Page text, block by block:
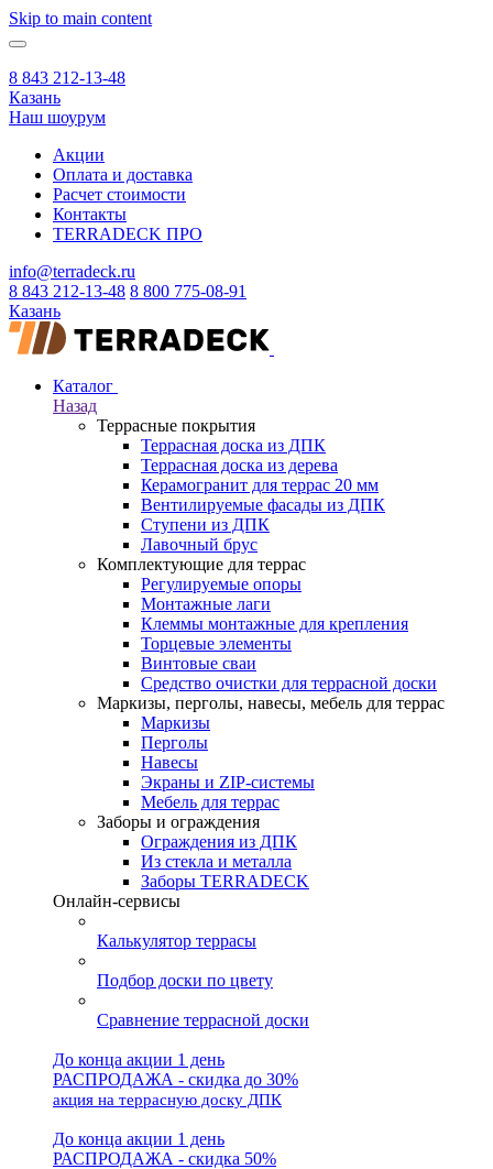
Skip to main content
8 843 212-13-48
Казань
Наш шоурум
Акции
Оплата и доставка
Расчет стоимости
Контакты
TERRADECK ПРО
info@terradeck.ru
8 843 212-13-48 8 800 775-08-91
Казань
Каталог
Назад
Террасные покрытия
Террасная доска из ДПК
Террасная доска из дерева
Керамогранит для террас 20 мм
Вентилируемые фасады из ДПК
Ступени из ДПК
Лавочный брус
Комплектующие для террас
Регулируемые опоры
Монтажные лаги
Клеммы монтажные для крепления
Торцевые элементы
Винтовые сваи
Средство очистки для террасной доски
Маркизы, перголы, навесы, мебель для террас
Маркизы
Перголы
Навесы
Экраны и ZIP-системы
Мебель для террас
Заборы и ограждения
Ограждения из ДПК
Из стекла и металла
Заборы TERRADECK
Онлайн-сервисы
Калькулятор террасы
Подбор доски по цвету
Сравнение террасной доски
До конца акции 1 день
РАСПРОДАЖА - скидка до 30%
акция на террасную доску ДПК
До конца акции 1 день
РАСПРОДАЖА - скидка 50%